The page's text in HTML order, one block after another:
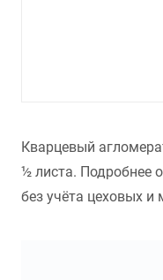
Кварцевый
½ листа. Подробнее
без учёта цеховых и